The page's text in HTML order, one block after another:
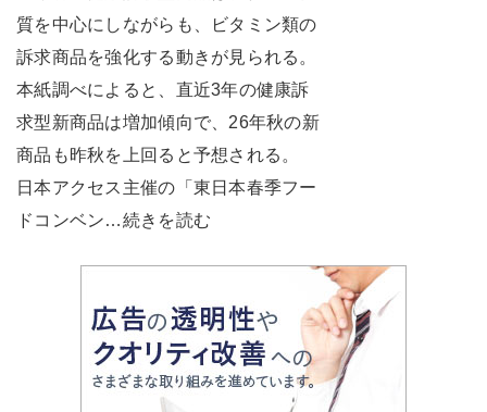
質を中心にしながらも、ビタミン類の
訴求商品を強化する動きが見られる。
本紙調べによると、直近3年の健康訴
求型新商品は増加傾向で、26年秋の新
商品も昨秋を上回ると予想される。
日本アクセス主催の「東日本春季フー
ドコンベン…続きを読む